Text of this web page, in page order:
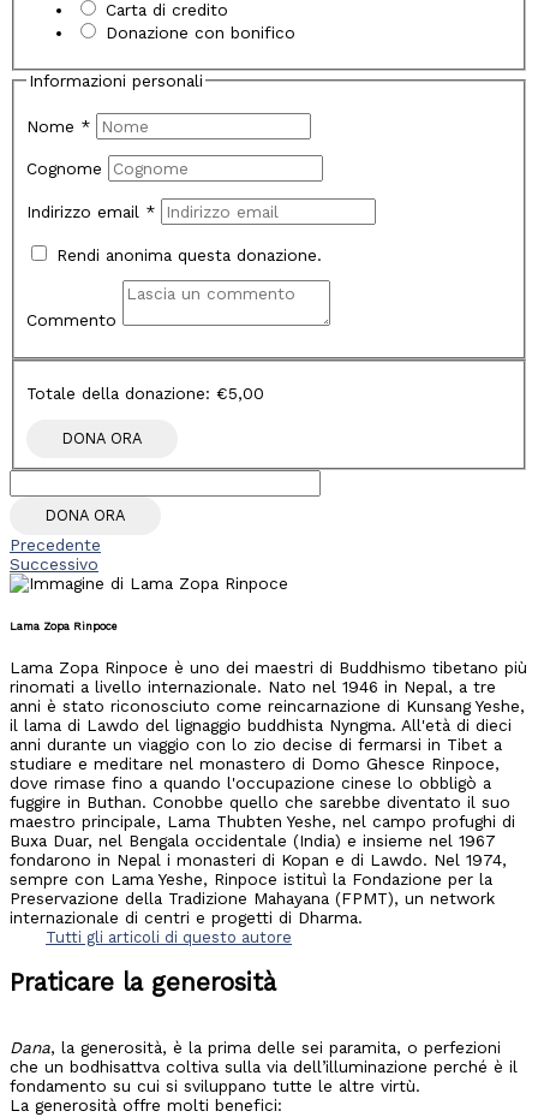
Carta di credito
Donazione con bonifico
Informazioni personali
Nome *
Cognome
Indirizzo email *
Rendi anonima questa donazione.
Commento
Totale della donazione:€5,00
DONA ORA
Precedente
Successivo
Lama Zopa Rinpoce
Lama Zopa Rinpoce è uno dei maestri di Buddhismo tibetano più
rinomati a livello internazionale. Nato nel 1946 in Nepal, a tre
anni è stato riconosciuto come reincarnazione di Kunsang Yeshe,
il lama di Lawdo del lignaggio buddhista Nyngma. All'età di dieci
anni durante un viaggio con lo zio decise di fermarsi in Tibet a
studiare e meditare nel monastero di Domo Ghesce Rinpoce,
dove rimase fino a quando l'occupazione cinese lo obbligò a
fuggire in Buthan. Conobbe quello che sarebbe diventato il suo
maestro principale, Lama Thubten Yeshe, nel campo profughi di
Buxa Duar, nel Bengala occidentale (India) e insieme nel 1967
fondarono in Nepal i monasteri di Kopan e di Lawdo. Nel 1974,
sempre con Lama Yeshe, Rinpoce istituì la Fondazione per la
Preservazione della Tradizione Mahayana (FPMT), un network
interna­zionale di centri e progetti di Dharma.
Tutti gli articoli di questo autore
Praticare la generosità
Dana, la generosità, è la prima delle sei paramita, o perfezioni
che un bodhisattva coltiva sulla via dell’illuminazione perché è il
fondamento su cui si sviluppano tutte le altre virtù.
La generosità offre molti benefici: